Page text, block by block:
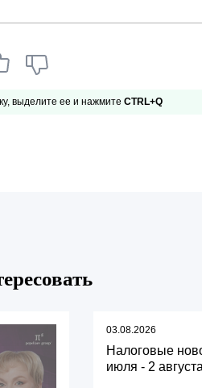
выделите ее и нажмите CTRL+Q
03.08.2026
Налоговые
июля - 2